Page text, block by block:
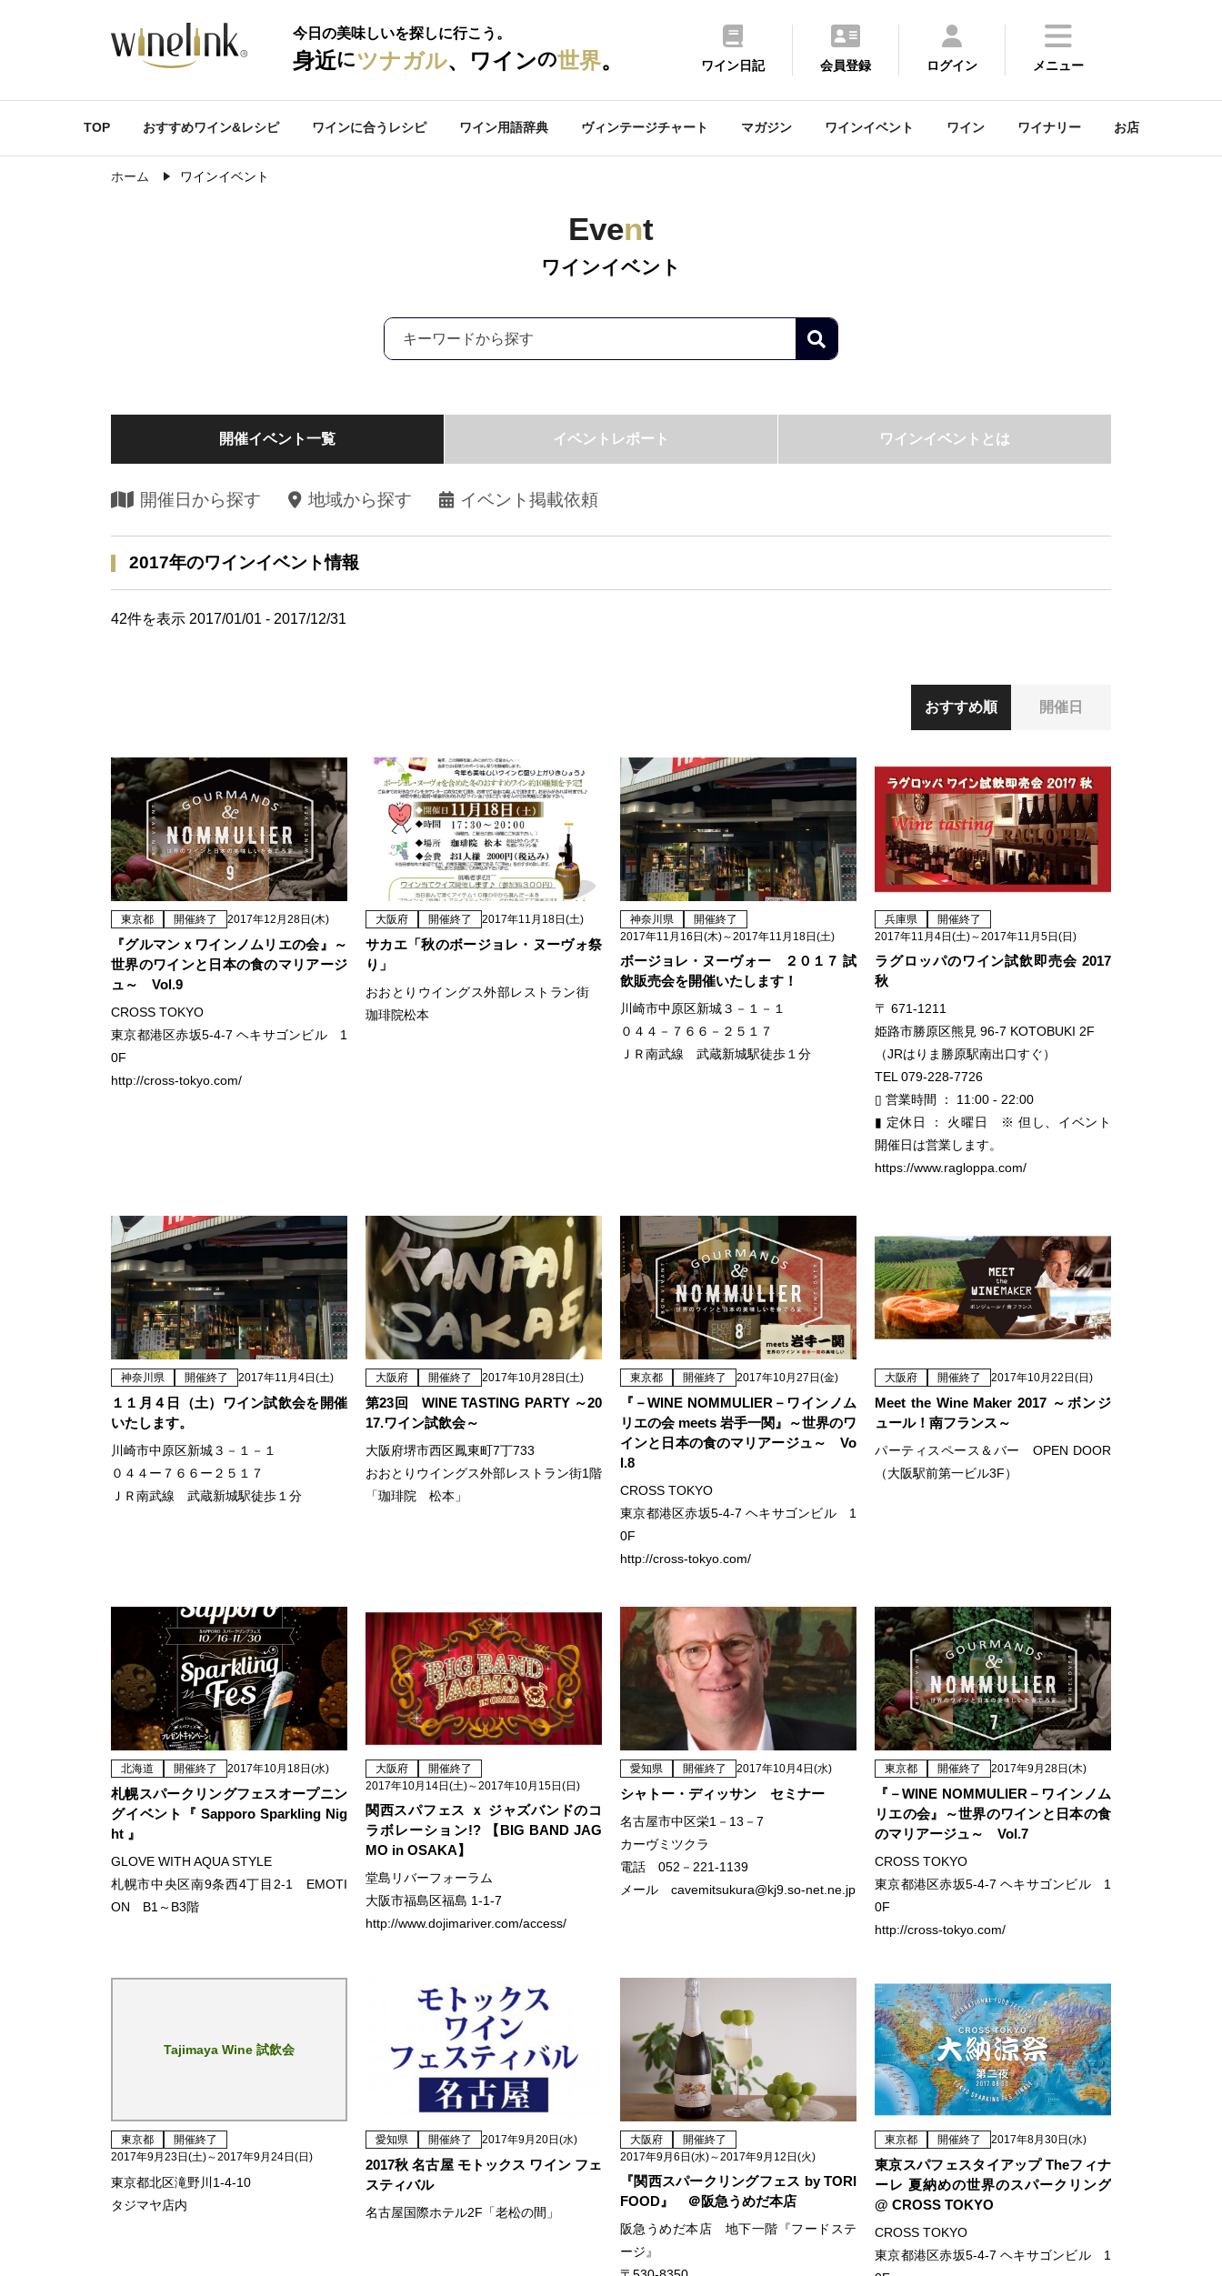
今日の美味しいを探しに行こう。
身近にツナガル、ワインの世界。 ワイン日記 会員登録 ログイン メニュー
TOP おすすめワイン&レシピ ワインに合うレシピ ワイン用語辞典 ヴィンテージチャート マガジン ワインイベント ワイン ワイナリー お店
ホーム ワインイベント
Event
ワインイベント
開催イベント一覧 イベントレポート ワインイベントとは
開催日から探す 地域から探す イベント掲載依頼
2017年のワインイベント情報
42件を表示 2017/01/01 - 2017/12/31
開催日
おすすめ順
東京都 開催終了 2017年12月28日(木)
『グルマンｘワインノムリエの会』～
世界のワインと日本の食のマリアージ
ュ～ Vol.9
CROSS TOKYO
東京都港区赤坂5-4-7 ヘキサゴンビル 1
0F
http://cross-tokyo.com/
大阪府 開催終了 2017年11月18日(土)
サカエ「秋のボージョレ・ヌーヴォ祭
り」
おおとりウイングス外部レストラン街
珈琲院松本
神奈川県
開催終了
2017年11月16日(木)～2017年11月18日(土)
ボージョレ・ヌーヴォー ２０１７ 試
飲販売会を開催いたします！
川崎市中原区新城３－１－１
０４４－７６６－２５１７
ＪＲ南武線 武蔵新城駅徒歩１分
兵庫県
開催終了
2017年11月4日(土)～2017年11月5日(日)
ラグロッパのワイン試飲即売会 2017
秋
〒 671-1211
姫路市勝原区熊見 96-7 KOTOBUKI 2F
（JRはりま勝原駅南出口すぐ）
TEL 079-228-7726
▯ 営業時間 ： 11:00 - 22:00
▮ 定休日 ： 火曜日 ※ 但し、イベント
開催日は営業します。
https://www.ragloppa.com/
神奈川県 開催終了 2017年11月4日(土)
１１月４日（土）ワイン試飲会を開催
いたします。
川崎市中原区新城３－１－１
０４４ー７６６ー２５１７
ＪＲ南武線 武蔵新城駅徒歩１分
大阪府 開催終了 2017年10月28日(土)
第23回 WINE TASTING PARTY ～20
17.ワイン試飲会～
大阪府堺市西区鳳東町7丁733
おおとりウイングス外部レストラン街1階
「珈琲院 松本」
東京都 開催終了 2017年10月27日(金)
『－WINE NOMMULIER－ワインノム
リエの会 meets 岩手一関』～世界のワ
インと日本の食のマリアージュ～ Vo
l.8
CROSS TOKYO
東京都港区赤坂5-4-7 ヘキサゴンビル 1
0F
http://cross-tokyo.com/
大阪府 開催終了 2017年10月22日(日)
Meet the Wine Maker 2017 ～ボンジ
ュール！南フランス～
パーティスペース＆バー OPEN DOOR
（大阪駅前第一ビル3F）
北海道 開催終了 2017年10月18日(水)
札幌スパークリングフェスオープニン
グイベント『 Sapporo Sparkling Nig
ht 』
GLOVE WITH AQUA STYLE
札幌市中央区南9条西4丁目2-1 EMOTI
ON B1～B3階
大阪府
開催終了
2017年10月14日(土)～2017年10月15日(日)
関西スパフェス ｘ ジャズバンドのコ
ラボレーション!? 【BIG BAND JAG
MO in OSAKA】
堂島リバーフォーラム
大阪市福島区福島 1-1-7
http://www.dojimariver.com/access/
愛知県 開催終了 2017年10月4日(水)
シャトー・ディッサン セミナー
名古屋市中区栄1－13－7
カーヴミツクラ
電話 052－221-1139
メール cavemitsukura@kj9.so-net.ne.jp
東京都 開催終了 2017年9月28日(木)
『－WINE NOMMULIER－ワインノム
リエの会』～世界のワインと日本の食
のマリアージュ～ Vol.7
CROSS TOKYO
東京都港区赤坂5-4-7 ヘキサゴンビル 1
0F
http://cross-tokyo.com/
Tajimaya Wine 試飲会
東京都
開催終了
2017年9月23日(土)～2017年9月24日(日)
東京都北区滝野川1-4-10
タジマヤ店内
愛知県 開催終了 2017年9月20日(水)
2017秋 名古屋 モトックス ワイン フェ
スティバル
名古屋国際ホテル2F「老松の間」
大阪府
開催終了
2017年9月6日(水)～2017年9月12日(火)
『関西スパークリングフェス by TORI
FOOD』 ＠阪急うめだ本店
阪急うめだ本店 地下一階『フードステ
ージ』
東京都 開催終了 2017年8月30日(水)
東京スパフェスタイアップ Theフィナ
ーレ 夏納めの世界のスパークリング
@ CROSS TOKYO
CROSS TOKYO
東京都港区赤坂5-4-7 ヘキサゴンビル 1